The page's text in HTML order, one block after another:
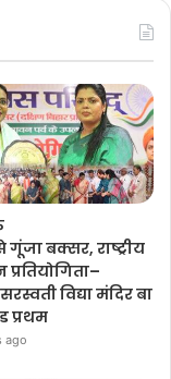
गूंजा बक्सर, राष्ट्रीय
विद्या मंदिर बा
प्रथम
ago